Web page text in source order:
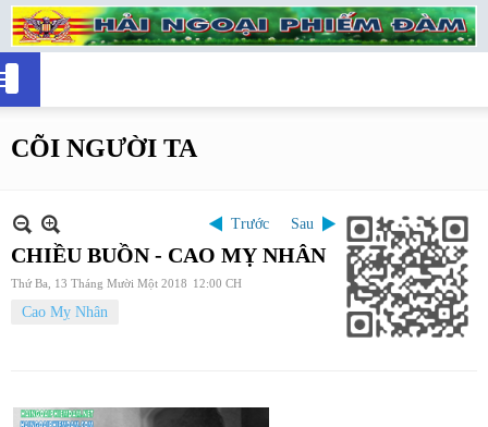
CÕI NGƯỜI TA
Trước Sau
CHIỀU BUỒN - CAO MỴ NHÂN
Thứ Ba, 13 Tháng Mười Một 2018 12:00 CH
Cao Mỵ Nhân